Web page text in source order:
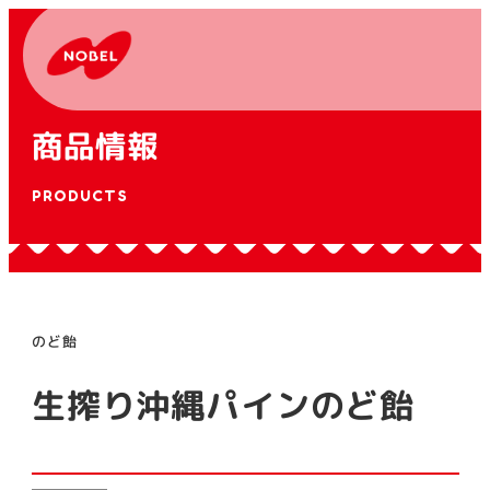
商品情報
PRODUCTS
のど飴
生搾り沖縄パインのど飴